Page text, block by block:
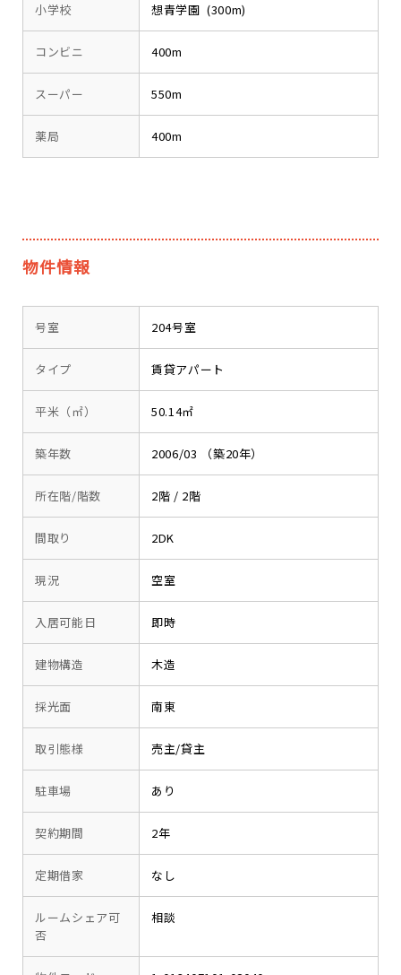
小学校 想青学園 (300m)
コンビニ 400m
スーパー 550m
薬局 400m
物件情報
号室 204号室
タイプ 賃貸アパート
平米（㎡） 50.14㎡
築年数 2006/03 （築20年）
所在階/階数 2階 / 2階
間取り 2DK
現況 空室
入居可能日 即時
建物構造 木造
採光面 南東
取引態様 売主/貸主
駐車場 あり
契約期間 2年
定期借家 なし
ルームシェア可
否
相談